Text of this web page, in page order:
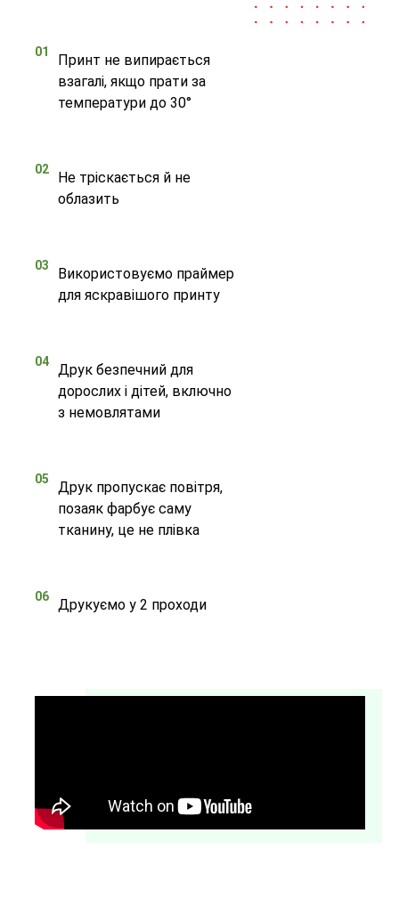
01
Принт не випирається
взагалі, якщо прати за
температури до 30°
02
Не тріскається й не
облазить
03
Використовуємо праймер
для яскравішого принту
04
Друк безпечний для
дорослих і дітей, включно
з немовлятами
05
Друк пропускає повітря,
позаяк фарбує саму
тканину, це не плівка
06 Друкуємо у 2 проходи